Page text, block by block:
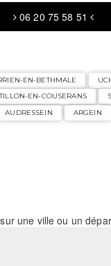
06 20 75 58 51
EN-BETHMALE
EN-COUSERANS
AUDRESSEIN
ARGEIN
une ville ou un